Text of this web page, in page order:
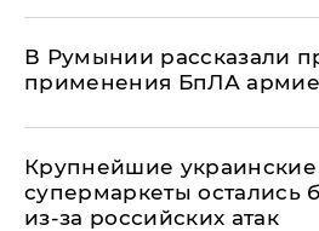
В Румынии рассказали
применения БпЛА
Крупнейшие украинские
супермаркеты остались
из-за российских атак